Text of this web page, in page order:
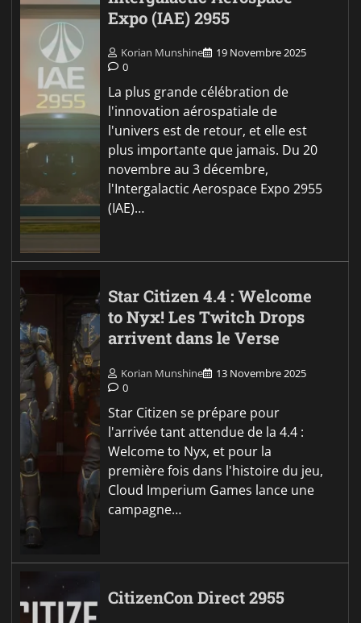
Expo (IAE) 2955
Korian Munshine
19 Novembre 2025
0
La plus grande célébration de
l'innovation aérospatiale de
l'univers est de retour, et elle est
plus importante que jamais. Du 20
novembre au 3 décembre,
l'Intergalactic Aerospace Expo 2955
(IAE)…
Star Citizen 4.4 : Welcome
to Nyx! Les Twitch Drops
arrivent dans le Verse
Korian Munshine
13 Novembre 2025
0
Star Citizen se prépare pour
l'arrivée tant attendue de la 4.4 :
Welcome to Nyx, et pour la
première fois dans l'histoire du jeu,
Cloud Imperium Games lance une
campagne…
CitizenCon Direct 2955